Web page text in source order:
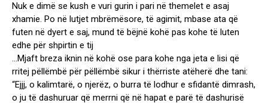
Nuk e dimë se kush e vuri gurin i pari në themelet e asaj
xhamie. Po në lutjet mbrëmësore, të agimit, mbase ata që
futen në dyert e saj, mund të bëjnë kohë pas kohe të luten
edhe për shpirtin e tij
…Mjaft breza iknin në kohë ose para kohe nga jeta e lisi që
rritej pëllëmbë për pëllëmbë sikur i thërriste atëherë dhe tani:
“Ejjj, o kalimtarë, o njerëz, o burra të lodhur e sfidantë dimrash,
o ju të dashuruar që merrni që në hapat e parë të dashurisë